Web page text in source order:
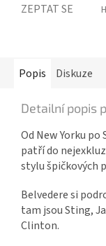
ZEPTAT SE
Popis Diskuze
Detailní popis
Od New Yorku po
patří do
stylu špičkových
Belvedere si
tam jsou Sting,
Clinton.